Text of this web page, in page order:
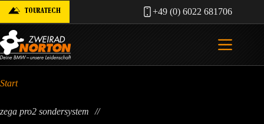
Inhalt
springen
TOURATECH +49 (0) 6022 681706
Start
zega pro2 sondersystem